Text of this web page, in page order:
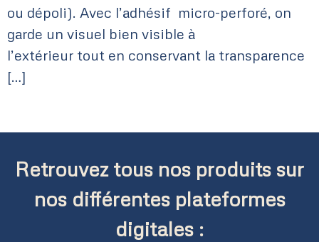
ou dépoli). Avec l’adhésif micro-perforé, on
garde un visuel bien visible à
l’extérieur tout en conservant la transparence
[…]
Retrouvez tous nos produits sur
nos différentes plateformes
digitales :